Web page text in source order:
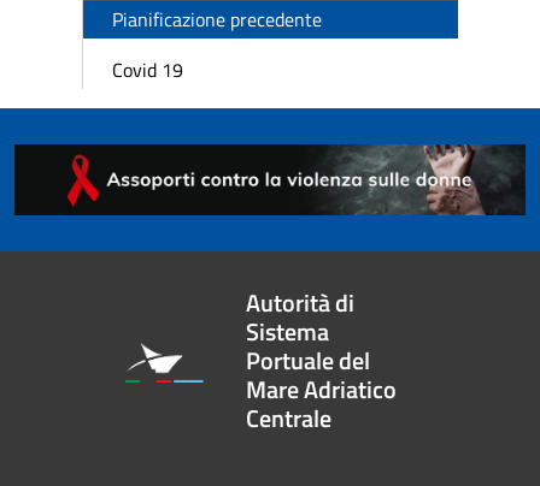
Pianificazione precedente
Covid 19
Autorità di
Sistema
Portuale del
Mare Adriatico
Centrale